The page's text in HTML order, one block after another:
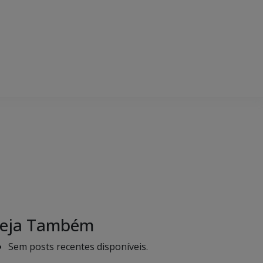
Também
Sem posts recentes disponíveis.